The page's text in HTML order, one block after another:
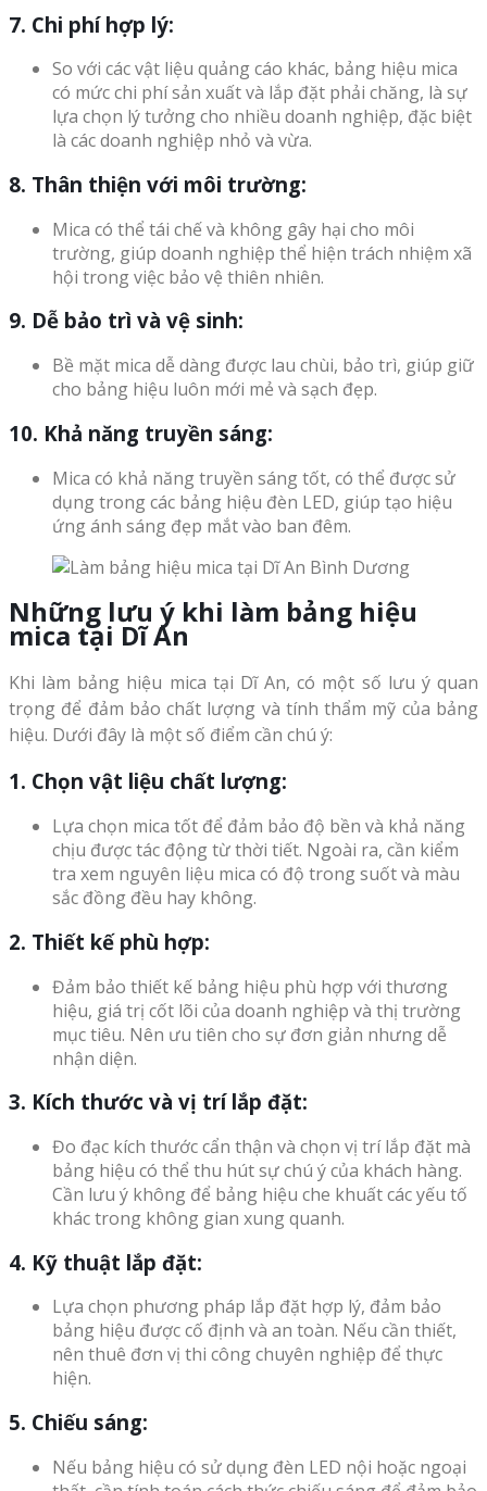
7. Chi phí hợp lý:
So với các vật liệu quảng cáo khác, bảng hiệu mica
có mức chi phí sản xuất và lắp đặt phải chăng, là sự
lựa chọn lý tưởng cho nhiều doanh nghiệp, đặc biệt
là các doanh nghiệp nhỏ và vừa.
8. Thân thiện với môi trường:
Mica có thể tái chế và không gây hại cho môi
trường, giúp doanh nghiệp thể hiện trách nhiệm xã
hội trong việc bảo vệ thiên nhiên.
9. Dễ bảo trì và vệ sinh:
Bề mặt mica dễ dàng được lau chùi, bảo trì, giúp giữ
cho bảng hiệu luôn mới mẻ và sạch đẹp.
10. Khả năng truyền sáng:
Mica có khả năng truyền sáng tốt, có thể được sử
dụng trong các bảng hiệu đèn LED, giúp tạo hiệu
ứng ánh sáng đẹp mắt vào ban đêm.
Những lưu ý khi làm bảng hiệu
mica tại Dĩ An
Khi làm bảng hiệu mica tại Dĩ An, có một số lưu ý quan
trọng để đảm bảo chất lượng và tính thẩm mỹ của bảng
hiệu. Dưới đây là một số điểm cần chú ý:
1. Chọn vật liệu chất lượng:
Lựa chọn mica tốt để đảm bảo độ bền và khả năng
chịu được tác động từ thời tiết. Ngoài ra, cần kiểm
tra xem nguyên liệu mica có độ trong suốt và màu
sắc đồng đều hay không.
2. Thiết kế phù hợp:
Đảm bảo thiết kế bảng hiệu phù hợp với thương
hiệu, giá trị cốt lõi của doanh nghiệp và thị trường
mục tiêu. Nên ưu tiên cho sự đơn giản nhưng dễ
nhận diện.
3. Kích thước và vị trí lắp đặt:
Đo đạc kích thước cẩn thận và chọn vị trí lắp đặt mà
bảng hiệu có thể thu hút sự chú ý của khách hàng.
Cần lưu ý không để bảng hiệu che khuất các yếu tố
khác trong không gian xung quanh.
4. Kỹ thuật lắp đặt:
Lựa chọn phương pháp lắp đặt hợp lý, đảm bảo
bảng hiệu được cố định và an toàn. Nếu cần thiết,
nên thuê đơn vị thi công chuyên nghiệp để thực
hiện.
5. Chiếu sáng:
Nếu bảng hiệu có sử dụng đèn LED nội hoặc ngoại